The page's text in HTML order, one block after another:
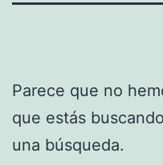
Parece que no
que estás
una búsqueda.